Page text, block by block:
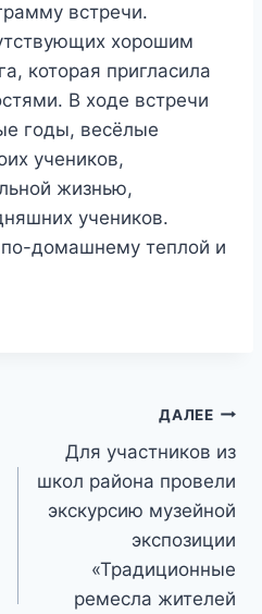
встречи.
хорошим
которая пригласила
В ходе встречи
годы, весёлые
учеников,
жизнью,
учеников.
по-домашнему теплой и
ДАЛЕЕ
Для участников из
школ района провели
экскурсию музейной
экспозиции
«Традиционные
ремесла жителей